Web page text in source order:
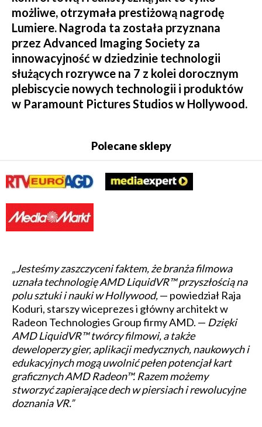
możliwe, otrzymała prestiżową nagrodę
Lumiere. Nagroda ta została przyznana
przez Advanced Imaging Society za
innowacyjność w dziedzinie technologii
służących rozrywce na 7 z kolei dorocznym
plebiscycie nowych technologii i produktów
w Paramount Pictures Studios w Hollywood.
Polecane sklepy
„Jesteśmy zaszczyceni faktem, że branża filmowa
uznała technologię AMD LiquidVR™ przyszłością na
polu sztuki i nauki w Hollywood,— powiedział Raja
Koduri, starszy wiceprezes i główny architekt w
Radeon Technologies Group firmy AMD. — Dzięki
AMD LiquidVR™ twórcy filmowi, a także
deweloperzy gier, aplikacji medycznych, naukowych i
edukacyjnych mogą uwolnić pełen potencjał kart
graficznych AMD Radeon™. Razem możemy
stworzyć zapierające dech w piersiach i rewolucyjne
doznania VR.”